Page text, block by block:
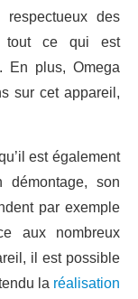
des
tout ce qui est
En plus, Omega
sur cet appareil,
est également
démontage, son
par exemple
aux nombreux
il est possible
la réalisation